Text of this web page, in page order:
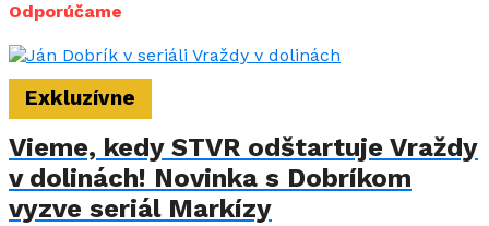
Odporúčame
Exkluzívne
Vieme, kedy STVR odštartuje Vraždy
v dolinách! Novinka s Dobríkom
vyzve seriál Markízy